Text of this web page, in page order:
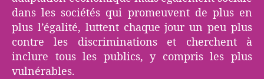
dans les sociétés qui promeuvent de plus en
plus l’égalité, luttent chaque jour un peu plus
contre les discriminations et cherchent à
inclure tous les publics, y compris les plus
vulnérables.